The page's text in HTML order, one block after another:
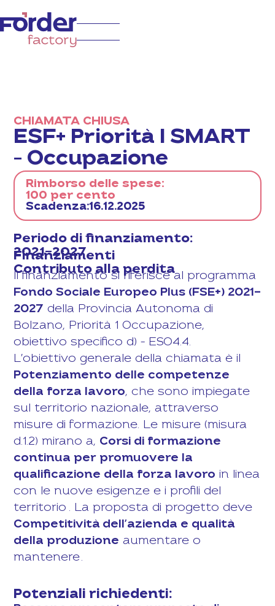
CHIAMATA CHIUSA
ESF+ Priorità I SMART
– Occupazione
Rimborso delle spese:
100 per cento
Scadenza:16.12.2025
Periodo di finanziamento:
2021-2027
Finanziamenti
Contributo alla perdita
Il finanziamento si riferisce al programma
Fondo Sociale Europeo Plus (FSE+) 2021-
2027 della Provincia Autonoma di
Bolzano, Priorità 1 Occupazione,
obiettivo specifico d) – ESO4.4.
L'obiettivo generale della chiamata è il
Potenziamento delle competenze
della forza lavoro, che sono impiegate
sul territorio nazionale, attraverso
misure di formazione. Le misure (misura
d.1.2) mirano a, Corsi di formazione
continua per promuovere la
qualificazione della forza lavoro in linea
con le nuove esigenze e i profili del
territorio . La proposta di progetto deve
Competitività dell'azienda e qualità
della produzione aumentare o
mantenere.
Potenziali richiedenti: